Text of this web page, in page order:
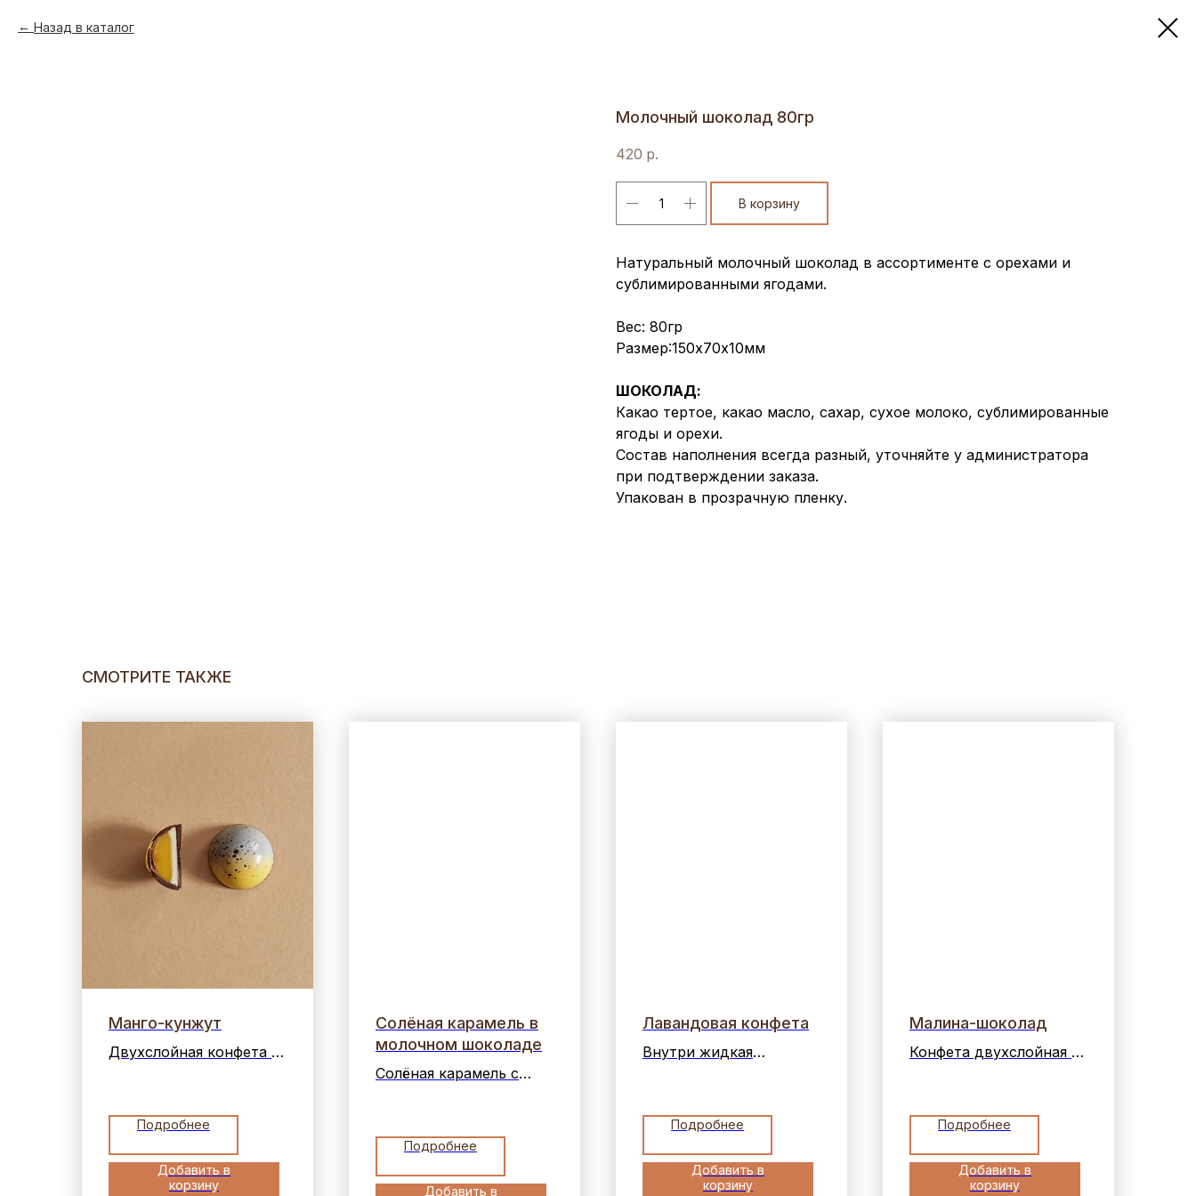
Назад в каталог
Молочный шоколад 80гр
420 р.
В корзину
Натуральный молочный шоколад в ассортименте с орехами и
сублимированными ягодами.
Вес: 80гр
Размер:150х70х10мм
ШОКОЛАД:
Какао тертое, какао масло, сахар, сухое молоко, сублимированные
ягоды и орехи.
Состав наполнения всегда разный, уточняйте у администратора
при подтверждении заказа.
Упакован в прозрачную пленку.
СМОТРИТЕ ТАКЖЕ
Манго-кунжут
Двухслойная конфета с
Подробнее
Добавить в
корзину
Солёная карамель в
молочном шоколаде
Солёная карамель с
цедрой в молочном
шоколаде.
Подробнее
Добавить в
Лавандовая конфета
Внутри жидкая
натуральной лавандой.
Снаружи корпус из
горького шоколада.
Подробнее
Добавить в
корзину
Малина-шоколад
Конфета двухслойная с
на основе темного
шоколада в горьком
шоколаде
Подробнее
Добавить в
корзину